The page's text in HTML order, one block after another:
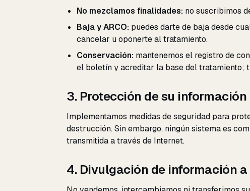
No mezclamos finalidades: no suscribimos
Baja y ARCO: puedes darte de baja desde
cancelar u oponerte al tratamiento.
Conservación: mantenemos el registro de
el boletín y acreditar la base del tratamiento;
3. Protección de su información
Implementamos medidas de seguridad para
destrucción. Sin embargo, ningún sistema es
transmitida a través de Internet.
4. Divulgación de información